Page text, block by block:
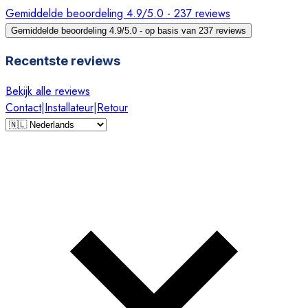
Gemiddelde beoordeling 4.9/5.0 - 237 reviews
Gemiddelde beoordeling 4.9/5.0 - op basis van 237 reviews
Recentste reviews
Bekijk alle reviews
Contact|Installateur|Retour